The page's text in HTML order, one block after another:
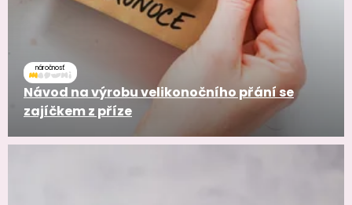
náročnosť
Návod na výrobu velikonočního přání se
zajíčkem z příze